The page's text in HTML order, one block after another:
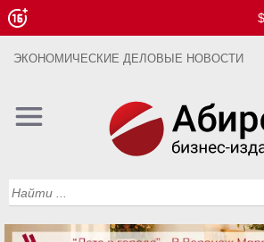
ЭКОНОМИЧЕСКИЕ ДЕЛОВЫЕ НОВОСТИ